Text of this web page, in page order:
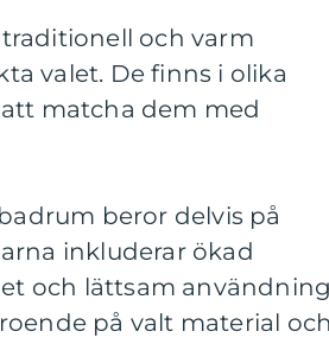
traditionell och varm
valet. De finns i olika
matcha dem med
beror delvis på
inkluderar ökad
och lättsam
på valt material och